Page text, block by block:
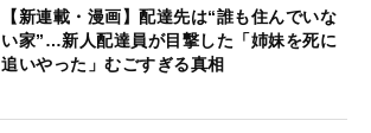
【新連載・漫画】配達先は“誰も住んでいな
い家”…新人配達員が目撃した「姉妹を死に
追いやった」むごすぎる真相